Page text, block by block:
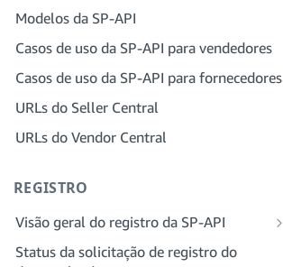
produção
Etapa 8: chamar a SP-API em produção
Etapa 9: testar seu aplicativo
Etapa 10: listar seu aplicativo
conta
Etapa 7: conecte-se com vendedores
Etapa 8: liste seu serviço na Rede de
provedores de serviços
Modelos da SP-API
Casos de uso da SP-API para vendedores
Casos de uso da SP-API para fornecedores
URLs do Seller Central
URLs do Vendor Central
REGISTRO
Visão geral do registro da SP-API
Registrar-se como desenvolvedor
Status da solicitação de registro do